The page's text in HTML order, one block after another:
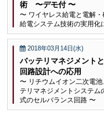
術 〜デモ付 〜
〜 ワイヤレス給電と電解
給電システム技術の実用
2018年03月14日(水)
バッテリマネジメント
回路設計への応用
〜 リチウムイオン二次電
テリマネジメントシステム
式のセルバランス回路 〜